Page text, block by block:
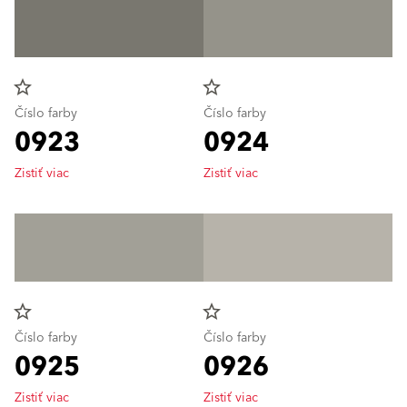
star_border
Číslo farby
0923
Zistiť viac
star_border
Číslo farby
0924
Zistiť viac
star_border
Číslo farby
0925
Zistiť viac
star_border
Číslo farby
0926
Zistiť viac